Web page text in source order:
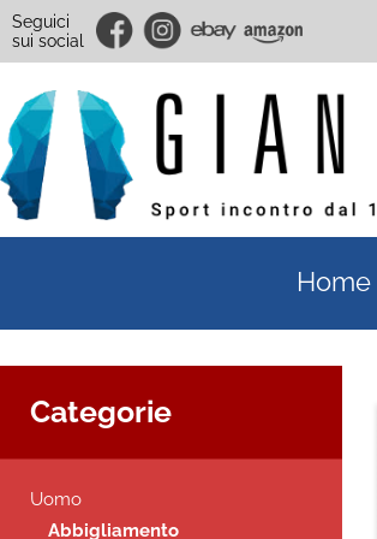
Seguici
sui social
Home
Categorie
Uomo
Abbigliamento